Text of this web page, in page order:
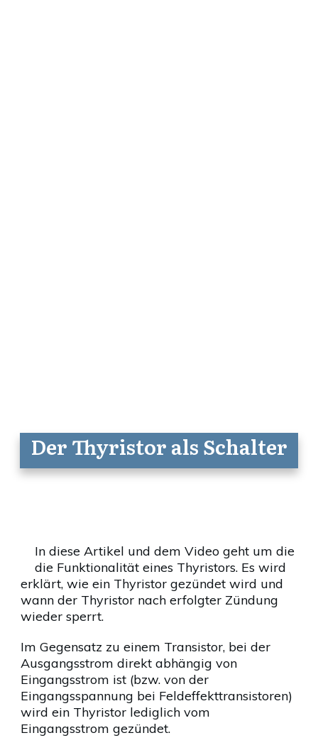
Der Thyristor als Schalter
In diese Artikel und dem Video geht um die
die Funktionalität eines Thyristors. Es wird
erklärt, wie ein Thyristor gezündet wird und
wann der Thyristor nach erfolgter Zündung
wieder sperrt.
Im Gegensatz zu einem Transistor, bei der
Ausgangsstrom direkt abhängig von
Eingangsstrom ist (bzw. von der
Eingangsspannung bei Feldeffekttransistoren)
wird ein Thyristor lediglich vom
Eingangsstrom gezündet.